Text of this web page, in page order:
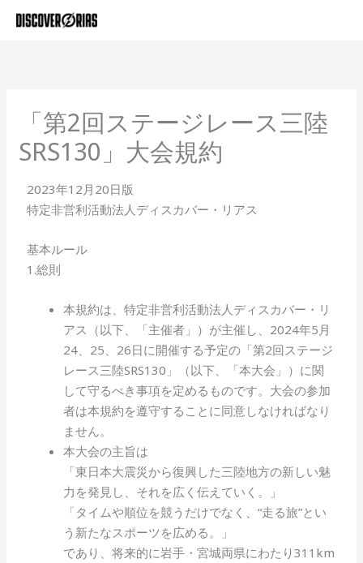
「第2回ステージレース三陸
SRS130」大会規約
2023年12月20日版
特定非営利活動法人ディスカバー・リアス
基本ルール
1.総則
本規約は、特定非営利活動法人ディスカバー・リ
アス（以下、「主催者」）が主催し、2024年5月
24、25、26日に開催する予定の「第2回ステージ
レース三陸SRS130」（以下、「本大会」）に関
して守るべき事項を定めるものです。大会の参加
者は本規約を遵守することに同意しなければなり
ません。
本大会の主旨は
「東日本大震災から復興した三陸地方の新しい魅
力を発見し、それを広く伝えていく。」
「タイムや順位を競うだけでなく、“走る旅”とい
う新たなスポーツを広める。」
であり、将来的に岩手・宮城両県にわたり311km